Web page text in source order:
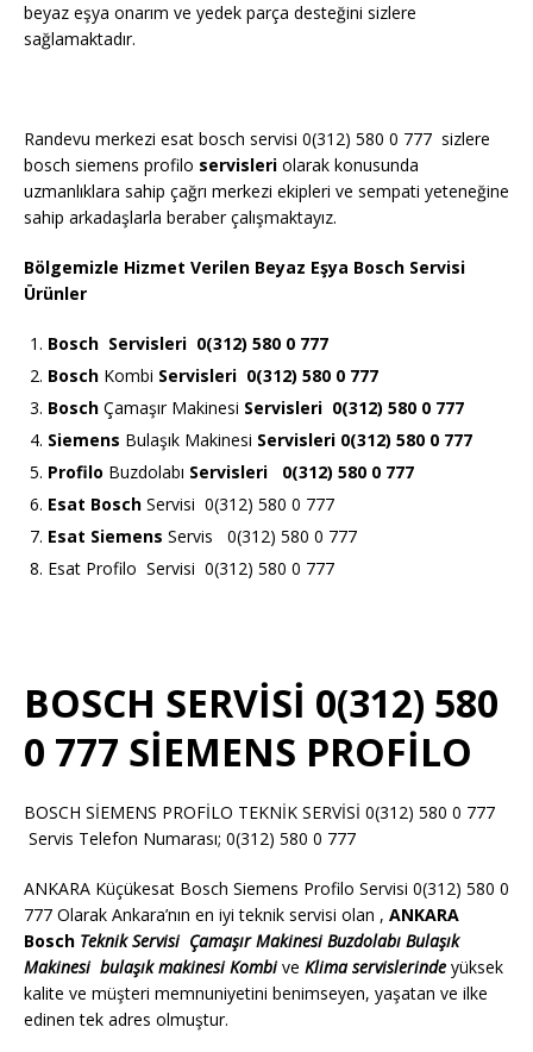
beyaz eşya onarım ve yedek parça desteğini sizlere
sağlamaktadır.
Randevu merkezi esat bosch servisi 0(312) 580 0 777 sizlere
bosch siemens profilo servisleri olarak konusunda
uzmanlıklara sahip çağrı merkezi ekipleri ve sempati yeteneğine
sahip arkadaşlarla beraber çalışmaktayız.
Bölgemizle Hizmet Verilen Beyaz Eşya Bosch Servisi
Ürünler
Bosch Servisleri 0(312) 580 0 777
Bosch Kombi Servisleri 0(312) 580 0 777
Bosch Çamaşır Makinesi Servisleri 0(312) 580 0 777
Siemens Bulaşık Makinesi Servisleri 0(312) 580 0 777
Profilo Buzdolabı Servisleri 0(312) 580 0 777
Esat Bosch Servisi 0(312) 580 0 777
Esat Siemens Servis 0(312) 580 0 777
Esat Profilo Servisi 0(312) 580 0 777
BOSCH SERVİSİ 0(312) 580
0 777 SİEMENS PROFİLO
BOSCH SİEMENS PROFİLO TEKNİK SERVİSİ 0(312) 580 0 777
Servis Telefon Numarası; 0(312) 580 0 777
ANKARA Küçükesat Bosch Siemens Profilo Servisi 0(312) 580 0
777 Olarak Ankara’nın en iyi teknik servisi olan , ANKARA
Bosch Teknik Servisi Çamaşır MakinesiBuzdolabı Bulaşık
Makinesi bulaşık makinesiKombive Klima servislerinde yüksek
kalite ve müşteri memnuniyetini benimseyen, yaşatan ve ilke
edinen tek adres olmuştur.